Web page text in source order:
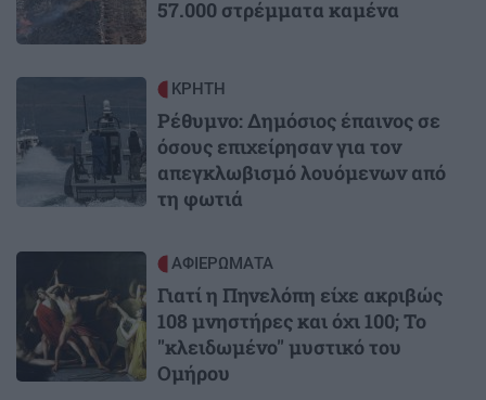
57.000 στρέμματα καμένα
ΚΡΗΤΗ
Ρέθυμνο: Δημόσιος έπαινος σε
όσους επιχείρησαν για τον
απεγκλωβισμό λουόμενων από
τη φωτιά
ΑΦΙΕΡΩΜΑΤΑ
Γιατί η Πηνελόπη είχε ακριβώς
108 μνηστήρες και όχι 100; Το
"κλειδωμένο" μυστικό του
Ομήρου